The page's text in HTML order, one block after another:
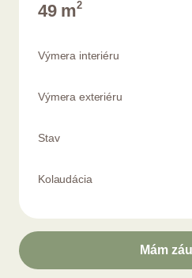
49 m2
Výmera interiéru
Výmera exteriéru
Stav
Kolaudácia
Mám